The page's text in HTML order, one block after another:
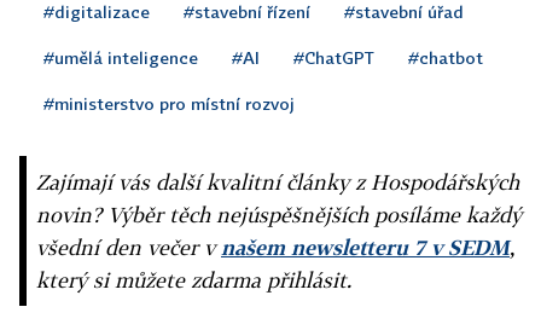
#digitalizace #stavební řízení #stavební úřad
#umělá inteligence #AI #ChatGPT #chatbot
#ministerstvo pro místní rozvoj
Zajímají vás další kvalitní články z Hospodářských
novin? Výběr těch nejúspěšnějších posíláme každý
všední den večer vnašem newsletteru 7 v SEDM,
který si můžete zdarma přihlásit.